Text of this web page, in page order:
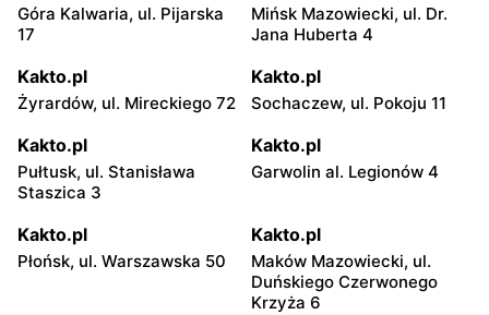
Góra Kalwaria, ul. Pijarska
17
Mińsk Mazowiecki, ul. Dr.
Jana Huberta 4
Kakto.pl
Żyrardów, ul. Mireckiego 72
Kakto.pl
Sochaczew, ul. Pokoju 11
Kakto.pl
Pułtusk, ul. Stanisława
Staszica 3
Kakto.pl
Garwolin al. Legionów 4
Kakto.pl
Płońsk, ul. Warszawska 50
Kakto.pl
Maków Mazowiecki, ul.
Duńskiego Czerwonego
Krzyża 6